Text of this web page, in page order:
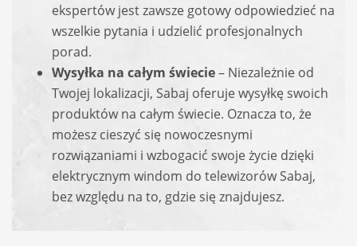
ekspertów jest zawsze gotowy odpowiedzieć na
wszelkie pytania i udzielić profesjonalnych
porad.
Wysyłka na całym świecie– Niezależnie od
Twojej lokalizacji, Sabaj oferuje wysyłkę swoich
produktów na całym świecie. Oznacza to, że
możesz cieszyć się nowoczesnymi
rozwiązaniami i wzbogacić swoje życie dzięki
elektrycznym windom do telewizorów Sabaj,
bez względu na to, gdzie się znajdujesz.